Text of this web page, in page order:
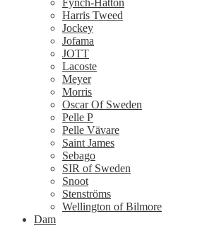
Fynch-Hatton
Harris Tweed
Jockey
Jofama
JOTT
Lacoste
Meyer
Morris
Oscar Of Sweden
Pelle P
Pelle Vävare
Saint James
Sebago
SIR of Sweden
Snoot
Stenströms
Wellington of Bilmore
Dam